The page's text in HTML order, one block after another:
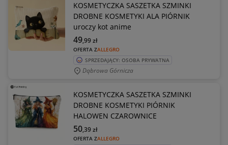
KOSMETYCZKA SASZETKA SZMINKI
DROBNE KOSMETYKI ALA PIÓRNIK
uroczy kot anime
OFERTA ZALLEGRO
49,99zł
SPRZEDAJĄCY: OSOBA PRYWATNA
Dąbrowa Górnicza
KOSMETYCZKA SASZETKA SZMINKI
DROBNE KOSMETYKI PIÓRNIK
HALOWEN CZAROWNICE
OFERTA ZALLEGRO
50,39zł